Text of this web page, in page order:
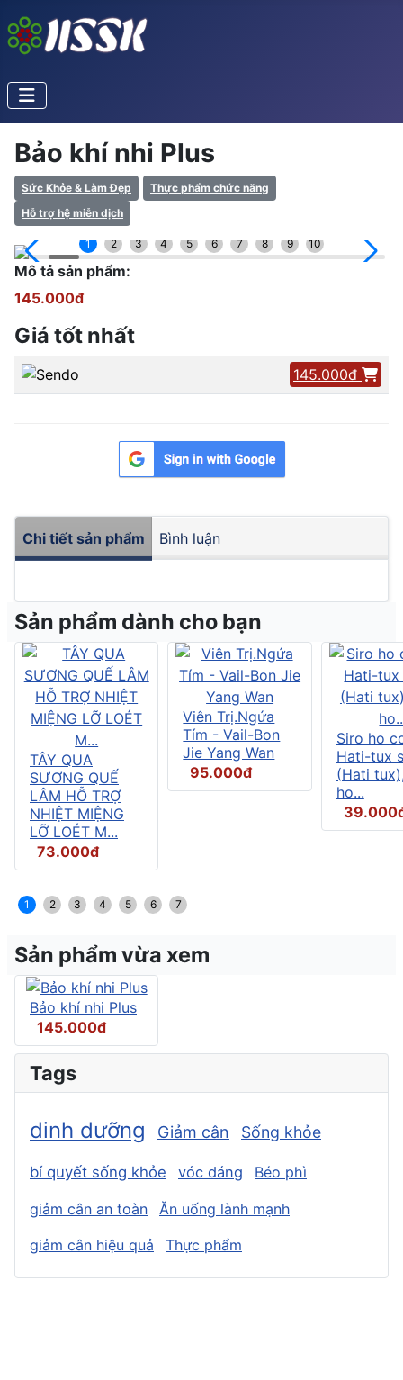
Bảo khí nhi Plus
Sức Khỏe & Làm Đẹp
Thực phẩm chức năng
Hỗ trợ hệ miễn dịch
1 2 3 4 5 6 7 8 9 10
Mô tả sản phẩm:
145.000đ
Giá tốt nhất
145.000đ
Chi tiết sản phẩm Bình luận
Sản phẩm dành cho bạn
TÂY QUA
SƯƠNG QUẾ
LÂM HỖ TRỢ
NHIỆT MIỆNG
LỠ LOÉT M...
73.000đ
Viên Trị.Ngứa
Tím - Vail-Bon
Jie Yang Wan
95.000đ
Siro ho
Hati-tux
(Hati
ho...
1 2 3 4 5 6 7
Sản phẩm vừa xem
Bảo khí nhi Plus
145.000đ
Tags
dinh dưỡng Giảm cân Sống khỏe
bí quyết sống khỏe vóc dáng Béo phì
giảm cân an toàn
Ăn uống lành mạnh
giảm cân hiệu quả
Thực phẩm